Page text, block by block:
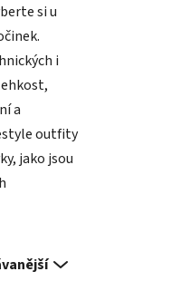
si u
i
a
outfity
jako jsou